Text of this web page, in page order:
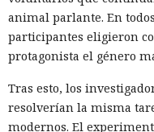
animal parlante. En
participantes eligieron
protagonista el género
Tras esto, los
resolverían la misma
modernos. El